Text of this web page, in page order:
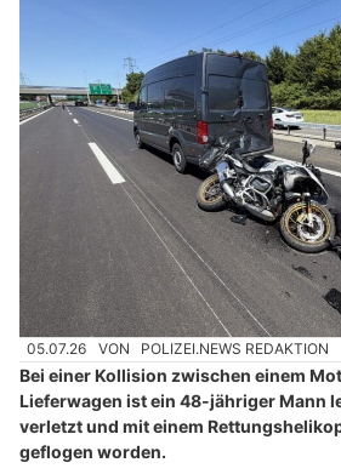
05.07.26 VON POLIZEI.NEWS REDAKTION
Bei einer Kollision zwischen einem
Lieferwagen ist ein 48-jähriger Mann
verletzt und mit einem
geflogen worden.